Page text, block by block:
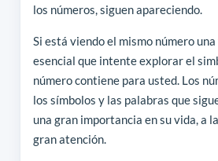
los números, siguen apareciendo.
Si está viendo el mismo número
esencial que intente explorar el
número contiene para usted. Los
los símbolos y las palabras que
una gran importancia en su vida, a
gran atención.